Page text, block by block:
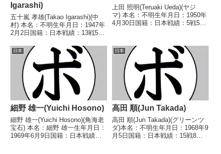
Igarashi)
五十嵐 孝雄(Takao Igarashi)(中
村) 本名：不明生年月日：1947年
2月2日国籍：日本戦績：13戦5勝
し 【戦歴】1967/06/26 ●4R判
定 (採点不明) 生井 茂男(青木鹿
沼)1967/0...
上田 照明(Teruaki Ueda)(ヤジ
マ) 本名：不明生年月日：1950年
4月30日国籍：日本戦績：5戦5
司(木村)1968/04/04 ●3RKO 高
橋 俊隆...
日本
細野 雄一(Yuichi Hosono)
細野 雄一(Yuichi Hosono)(角海老
宝石) 本名：細野 雄一生年月日：
1969年6月9日国籍：日本戦績：
日本
高田 順(Jun Takada)
高田 順(Jun Takada)(グリーンツ
ダ)本名：不明生年月日：1968年9
月5日国籍：日本戦績：15戦8勝